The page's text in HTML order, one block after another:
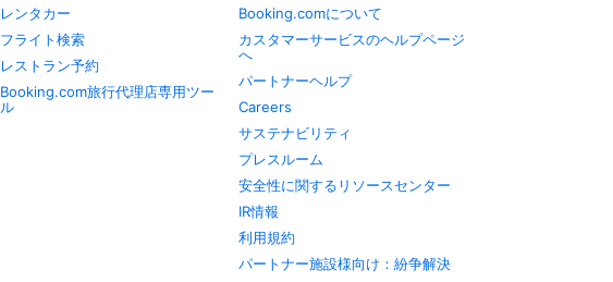
レンタカー
フライト検索
レストラン予約
Booking.com旅行代理店専用ツー
ル
Booking.comについて
カスタマーサービスのヘルプページ
へ
パートナーヘルプ
Careers
サステナビリティ
プレスルーム
安全性に関するリソースセンター
IR情報
利用規約
パートナー施設様向け：紛争解決